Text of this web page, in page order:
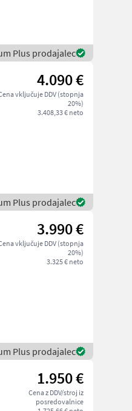
Plus prodajalec
4.090 €
vključuje DDV (stopnja
20%)
3.408,33 € neto
Plus prodajalec
3.990 €
vključuje DDV (stopnja
20%)
3.325 € neto
Plus prodajalec
1.950 €
Cena z DDV/stroj iz
posredovalnice